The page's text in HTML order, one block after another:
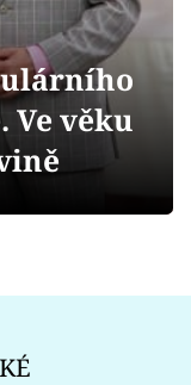
Ve věku